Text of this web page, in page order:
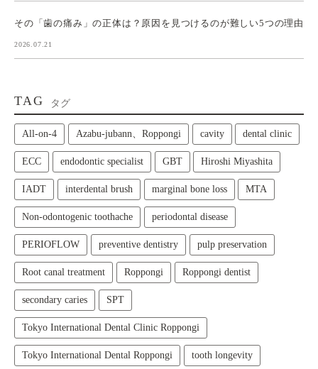
その「歯の痛み」の正体は？原因を見つけるのが難しい5つの理由
2026.07.21
TAG タグ
All‑on‑4 Azabu-jubann、Roppongi cavity dental clinic
ECC endodontic specialist GBT Hiroshi Miyashita
IADT interdental brush marginal bone loss MTA
Non-odontogenic toothache periodontal disease
PERIOFLOW preventive dentistry pulp preservation
Root canal treatment Roppongi Roppongi dentist
secondary caries SPT
Tokyo International Dental Clinic Roppongi
Tokyo International Dental Roppongi tooth longevity